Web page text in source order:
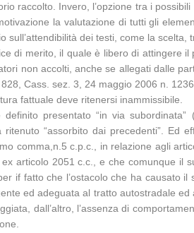
raccolto. Invero, l’opzione tra i
la valutazione di tutti gli
sull’attendibilità dei testi, come la
di merito, il quale è libero di attingere
non accolti, anche se allegati dalle
Cass. sez. 3, 24 maggio 2006 n.
fattuale deve ritenersi inammissibile.
presentato “in via
“assorbito dai precedenti”. Ed
comma,n.5 c.p.c., in relazione agli
articolo 2051 c.c., e che comunque
if fatto che l’ostacolo che ha causato
ed adeguata al tratto autostradale
dall’altro, l’assenza di